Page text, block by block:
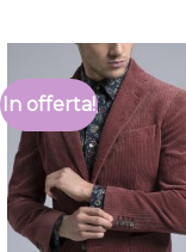
In offerta!